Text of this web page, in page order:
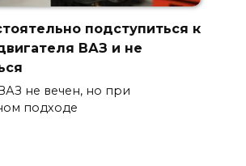
подступиться к
ВАЗ и не
не вечен, но при
подходе